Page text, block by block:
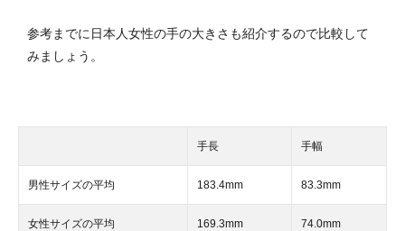
参考までに日本人女性の手の大きさも紹介するので比較して
みましょう。
手長 手幅
男性サイズの平均 183.4mm 83.3mm
女性サイズの平均 169.3mm 74.0mm